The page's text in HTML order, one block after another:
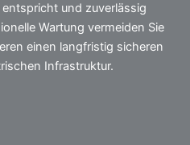
und zuverlässig
Wartung vermeiden Sie
einen langfristig sicheren
Infrastruktur.